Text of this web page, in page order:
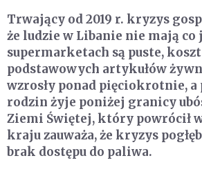
Trwający od 2019 r. kryzys
że ludzie w Libanie nie mają co
supermarketach są puste,
podstawowych artykułów
wzrosły ponad pięciokrotnie, a
rodzin żyje poniżej granicy
Ziemi Świętej, który powrócił
kraju zauważa, że kryzys
brak dostępu do paliwa.